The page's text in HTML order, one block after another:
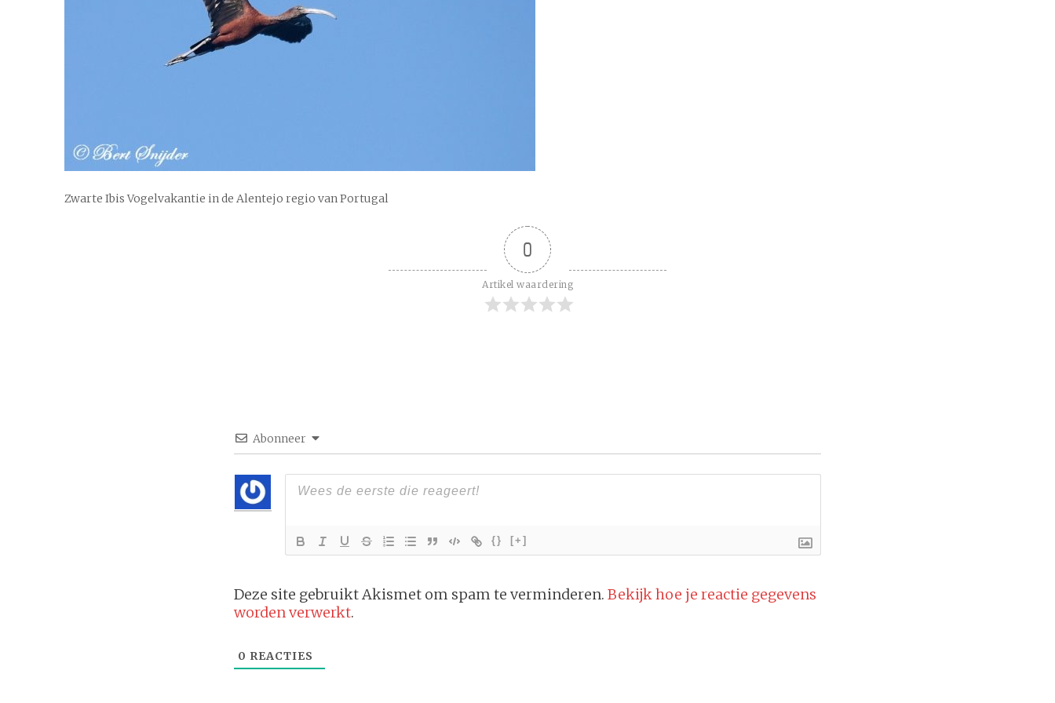
Zwarte Ibis Vogelvakantie in de Alentejo regio van Portugal
0
Artikel waardering
Abonneer
{} [+]
Deze site gebruikt Akismet om spam te verminderen. Bekijk hoe je reactie gegevens
worden verwerkt.
0 REACTIES